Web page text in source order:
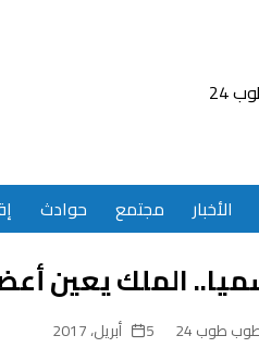
الأخبار مجتمع حوادث
الملك يعين
طوب 24 5 أبريل، 2017